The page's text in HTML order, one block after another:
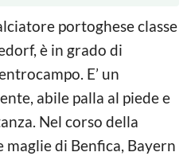
portoghese classe
è in grado di
E’ un
abile palla al piede e
Nel corso della
di Benfica, Bayern